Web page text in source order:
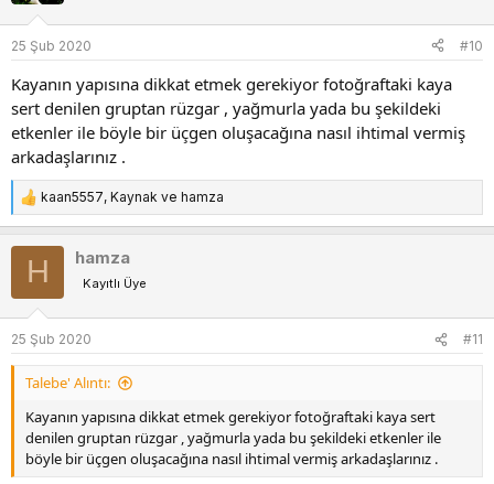
l
e
r
25 Şub 2020 #10
Kayanın yapısına dikkat etmek gerekiyor fotoğraftaki kaya
sert denilen gruptan rüzgar , yağmurla yada bu şekildeki
etkenler ile böyle bir üçgen oluşacağına nasıl ihtimal vermiş
arkadaşlarınız .
T
e
p
l
e
r
:
kaan5557, Kaynak ve hamza
H hamza
Kayıtlı Üye
25 Şub 2020 #11
Talebe' Alıntı:
Kayanın yapısına dikkat etmek gerekiyor fotoğraftaki kaya sert
denilen gruptan rüzgar , yağmurla yada bu şekildeki etkenler ile
böyle bir üçgen oluşacağına nasıl ihtimal vermiş arkadaşlarınız .